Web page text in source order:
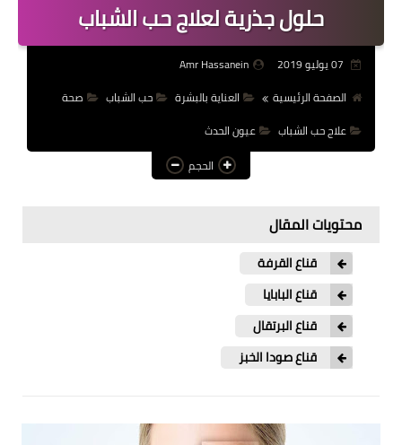
منوعات
فعاليات
صحة
عالم المرأة
حلول جذرية لعلاج حب الشباب
Amr Hassanein
الصفحة الرئيسية
العناية بالبشرة حب الشباب
صحة
علاج حب الشباب
عيون الحدث
الحجم
محتويات المقال
قناع القرفة
قناع البابايا
قناع البرتقال
قناع صودا الخبز